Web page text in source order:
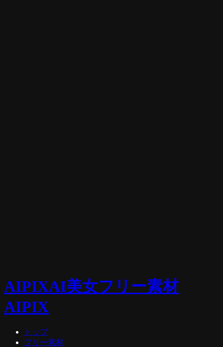
AIPIXAI美女フリー素材
AIPIX
トップ
フリー素材